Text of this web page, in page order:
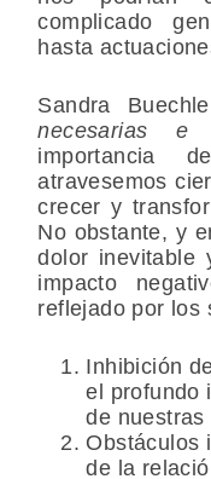
complicado
hasta
Sandra
necesarias e
importancia
atravesemos
crecer y
No obstante, y
dolor inevitable
impacto
reflejado por los
Inhibición
el profundo
de nuestras
Obstáculos
de la